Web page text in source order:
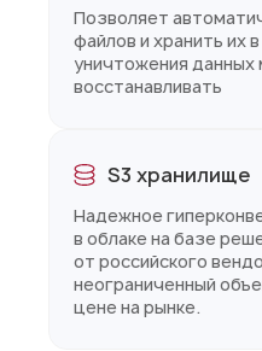
Позволяет
файлов и хранить их
уничтожения данных
восстанавливать
S3 хранилище
Надежное
в облаке на базе
от российского
неограниченный
цене на рынке.